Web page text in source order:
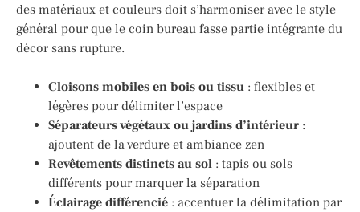
des matériaux et couleurs doit s’harmoniser avec le style
général pour que le coin bureau fasse partie intégrante du
décor sans rupture.
Cloisons mobiles en bois ou tissu : flexibles et
légères pour délimiter l’espace
Séparateurs végétaux ou jardins d’intérieur :
ajoutent de la verdure et ambiance zen
Revêtements distincts au sol : tapis ou sols
différents pour marquer la séparation
Éclairage différencié : accentuer la délimitation par